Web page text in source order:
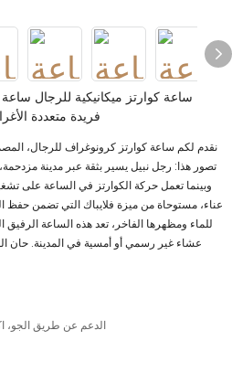
ساعة كوارتز ميكانيكية للرجال
فريدة متعددة
نقدم لكم ساعة كوارتز كرونوغراف للرجال،
تصور هذا: رجل نبيل يسير بثقة عبر مدينة
وبينما تعمل حركة الكوارتز في الساعة على
عناء، مستوحاة من ميزة فلايباك التي تضمن حفظ
للماء ومظهرها الفاخر، تعد هذه الساعة
عشاء غير رسمي أو أمسية في المدينة. حان
الدعم عن طريق الجو،